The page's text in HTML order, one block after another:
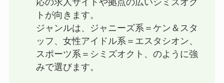
トが向きます。
ジャンルは、ジャニーズ系＝ケン＆スタ
ッフ、女性アイドル系＝エスタシオン、
スポーツ系＝シミズオクト、のように強
みで選びます。